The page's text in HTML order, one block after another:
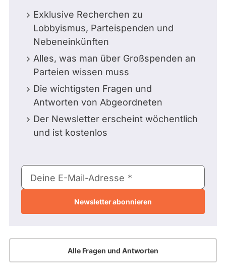
Exklusive Recherchen zu
Lobbyismus, Parteispenden und
Nebeneinkünften
Alles, was man über Großspenden an
Parteien wissen muss
Die wichtigsten Fragen und
Antworten von Abgeordneten
Der Newsletter erscheint wöchentlich
und ist kostenlos
E-
Mail-
Deine E-Mail-Adresse
Alle Fragen und Antworten